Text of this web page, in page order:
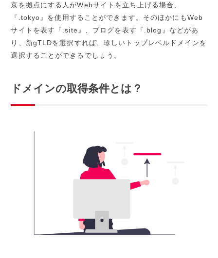
京を拠点にする人がWebサイトを立ち上げる場合、
『.tokyo』を使用することができます。そのほかにもWeb
サイトを表す『.site』、ブログを表す『.blog』などがあ
り、新gTLDを選択すれば、珍しいトップレベルドメインを
選択することができるでしょう。
ドメインの取得条件とは？